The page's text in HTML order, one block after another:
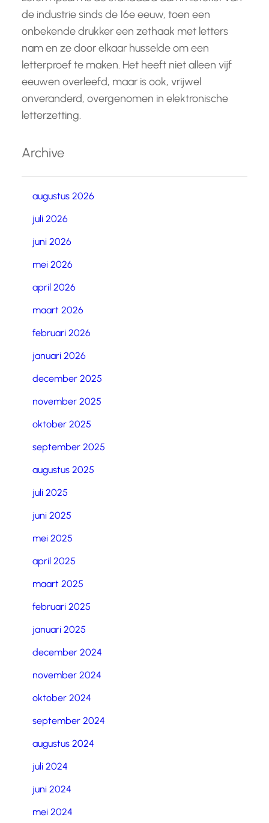
de industrie sinds de 16e eeuw, toen een
onbekende drukker een zethaak met letters
nam en ze door elkaar husselde om een
letterproef te maken. Het heeft niet alleen vijf
eeuwen overleefd, maar is ook, vrijwel
onveranderd, overgenomen in elektronische
letterzetting.
Archive
augustus 2026
juli 2026
juni 2026
mei 2026
april 2026
maart 2026
februari 2026
januari 2026
december 2025
november 2025
oktober 2025
september 2025
augustus 2025
juli 2025
juni 2025
mei 2025
april 2025
maart 2025
februari 2025
januari 2025
december 2024
november 2024
oktober 2024
september 2024
augustus 2024
juli 2024
juni 2024
mei 2024